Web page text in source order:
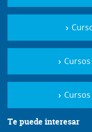
Te puede interesar